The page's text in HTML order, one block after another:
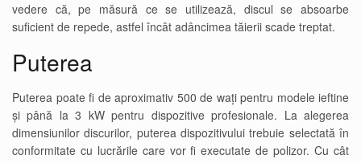
vedere că, pe măsură ce se utilizează, discul se absoarbe
suficient de repede, astfel încât adâncimea tăierii scade treptat.
Puterea
Puterea poate fi de aproximativ 500 de wați pentru modele ieftine
și până la 3 kW pentru dispozitive profesionale. La alegerea
dimensiunilor discurilor, puterea dispozitivului trebuie selectată în
conformitate cu lucrările care vor fi executate de polizor. Cu cât